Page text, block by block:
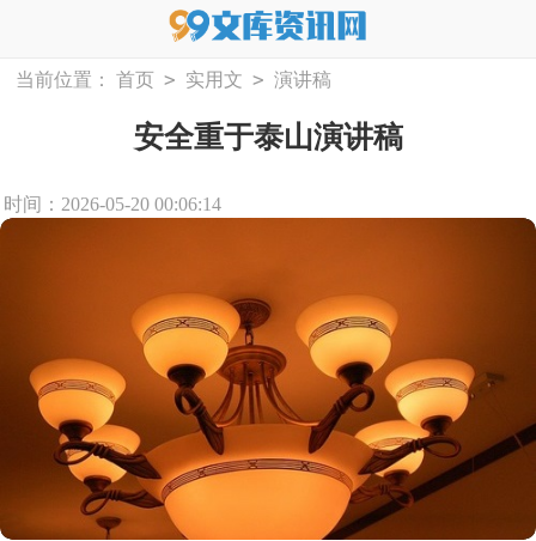
当前位置： 首页 > 实用文 > 演讲稿
安全重于泰山演讲稿
时间：2026-05-20 00:06:14